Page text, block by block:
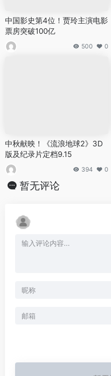
中国影史第4位！贾玲主演电影
票房突破100亿
500 0
中秋献映！《流浪地球2》3D
版及纪录片定档9.15
394 0
暂无评论